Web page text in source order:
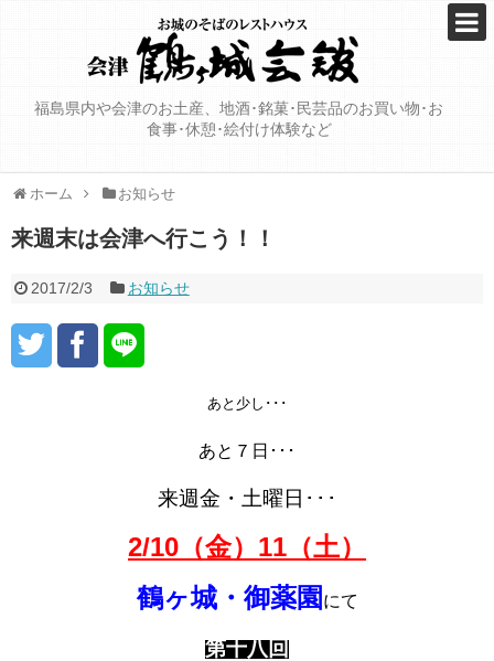
福島県内や会津のお土産、地酒･銘菓･民芸品のお買い物･お
食事･休憩･絵付け体験など
ホーム お知らせ
来週末は会津へ行こう！！
2017/2/3 お知らせ
あと少し･･･
あと７日･･･
来週金・土曜日 ･･･
2/10（金）11（土）
鶴ヶ城・御薬園 にて
第十八回